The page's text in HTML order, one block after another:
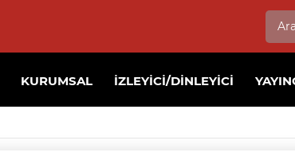
KURUMSAL İZLEYICI/DINLEYICI